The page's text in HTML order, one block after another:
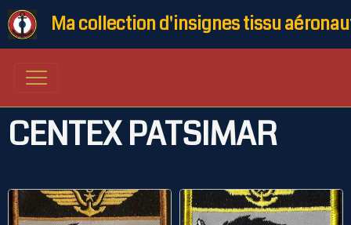
Ma collection d'insignes tissu
CENTEX PATSIMAR